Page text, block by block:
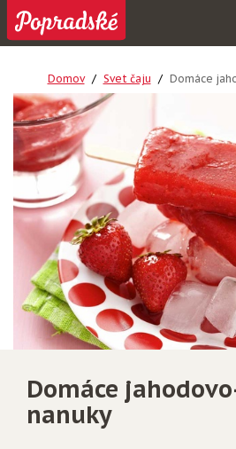
Domov Svet čaju Domáce
Domáce
nanuky